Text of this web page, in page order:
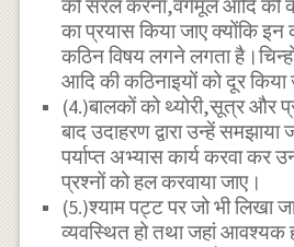
को सरल करना,वर्गमूल आदि की
का प्रयास किया जाए क्योंकि
कठिन विषय लगने लगता
आदि की कठिनाइयों को दूर किया
(4.)बालकों को थ्योरी,सूत्र और
बाद उदाहरण द्वारा उन्हें
पर्याप्त अभ्यास कार्य करवा कर
प्रश्नों को हल करवाया जाए।
(5.)श्याम पट्ट पर जो भी लिखा
व्यवस्थित हो तथा जहां आवश्यक हो